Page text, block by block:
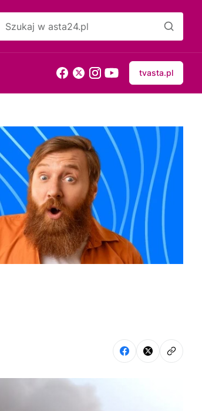
tvasta.pl